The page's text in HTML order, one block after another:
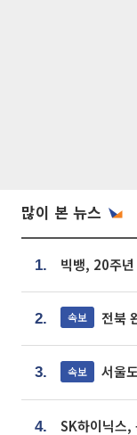
많이 본 뉴스
1.
2. 속보 전북
3. 속보 서울
4.